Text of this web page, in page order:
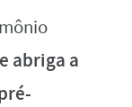
abriga a